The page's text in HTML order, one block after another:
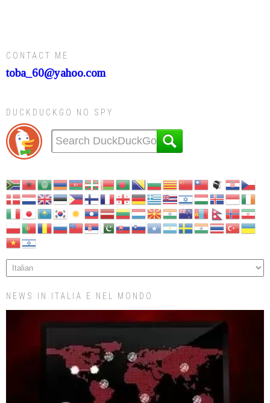
CONTACT ME
toba_60@yahoo.com
DUCKDUCKGO NO SPY
NEWS IN ITALIA E NEL MONDO